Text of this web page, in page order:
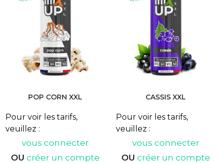
POP CORN XXL
Pour voir les tarifs,
veuillez :
vous connecter
OU créer un compte
CASSIS XXL
Pour voir les tarifs,
veuillez :
vous connecter
OU créer un compte